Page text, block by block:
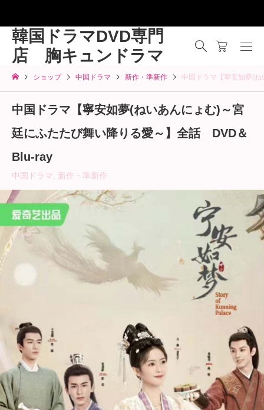
韓国ドラマDVD専門
店 胸キュンドラマ
ショップ 中国ドラマ 新作・準新作 中国ドラマ【寧安如夢(
中国ドラマ【寧安如夢(ねいあんにょむ)～宮
廷にふたたび舞い降りる愛～】全話 DVD＆
Blu-ray
中国ドラマ 新作・準新作